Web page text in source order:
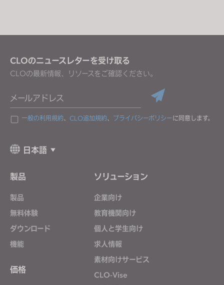
CLOのニュースレターを受け取る
CLOの最新情報、リソースをご確認ください。
メールアドレス
一般の利用規約、 CLO追加規約、 プライバシーポリシーに同意します。
日本語
製品
製品
無料体験
ダウンロード
機能
価格
ソリューション
企業向け
教育機関向け
個人と学生向け
求人情報
素材向けサービス
CLO-Vise